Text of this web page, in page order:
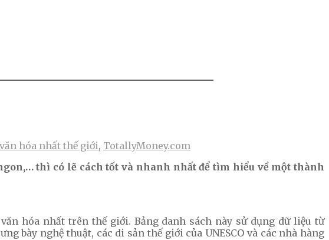
hóa nhất thế giới, TotallyMoney.com
thì có lẽ cách tốt và nhanh nhất để tìm hiểu về một thành
hóa nhất trên thế giới. Bảng danh sách này sử dụng dữ liệu từ
bày nghệ thuật, các di sản thế giới của UNESCO và các nhà hàng